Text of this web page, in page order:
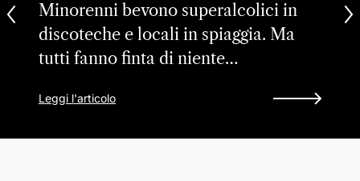
Minorenni bevono superalcolici in
discoteche e locali in spiaggia. Ma
tutti fanno finta di niente…
Leggi l'articolo